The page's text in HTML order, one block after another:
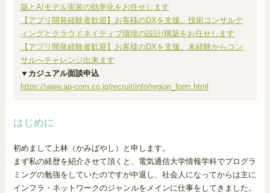
築とAIモデル実装の効率化をお任せします
【アプリ開発経験者歓迎】お客様のDXを支援。技術コンサルテ
ィングとクラウドネイティブ環境の設計/構築をお任せします
【アプリ開発経験者歓迎】お客様のDXを支援。未経験からコン
サルへチャレンジ出来ます
▼カジュアル面談申込
https://www.ap-com.co.jp/recruit/info/region_form.html
はじめに
初めまして上林（かみばやし）と申します。
まず私の経歴を紹介させて頂くと、電気通信大学情報学科でプログラ
ミングの勉強をしていたのですが中退し、社会人になってからは主に
インフラ・ネットワークのジャンルをメインに仕事をしてきました。